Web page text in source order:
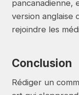
pancanadienne,
version anglaise
rejoindre les
Conclusion
Rédiger un